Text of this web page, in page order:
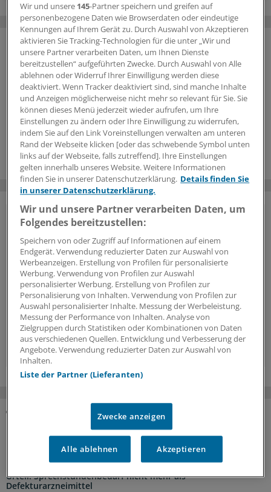
Vorteile des Logins
Über unserkostenloses Loginerhalten Ärzte und
Ärztinnen sowie andere Mitarbeiter der
Gesundheitsbranche Zugriff auf mehr
Hintergründe, Interviews und Praxis-Tipps.
Jetzt anmelden »
Kostenlos registrieren »
Erst das trockene Auge – dann die Autoimmunerkrankung?
Urteil: Sprechstundenbedarf nicht mehr als
Defekturarzneimittel
Wir und unsere 145-Partner speichern und greifen auf
personenbezogene Daten wie Browserdaten oder eindeutige
Kennungen auf Ihrem Gerät zu. Durch Auswahl von Akzeptieren
aktivieren Sie Tracking-Technologien für die unter „Wir und
unsere Partner verarbeiten Daten, um Ihnen Dienste
bereitzustellen“ aufgeführten Zwecke. Durch Auswahl von Alle
ablehnen oder Widerruf Ihrer Einwilligung werden diese
deaktiviert. Wenn Tracker deaktiviert sind, sind manche Inhalte
und Anzeigen möglicherweise nicht mehr so relevant für Sie. Sie
können dieses Menü jederzeit wieder aufrufen, um Ihre
Einstellungen zu ändern oder Ihre Einwilligung zu widerrufen,
indem Sie auf den Link Voreinstellungen verwalten am unteren
Rand der Webseite klicken [oder das schwebende Symbol unten
links auf der Webseite, falls zutreffend]. Ihre Einstellungen
gelten innerhalb unseres Website. Weitere Informationen
finden Sie in unserer Datenschutzerklärung. Details finden Sie
in unserer Datenschutzerklärung.
Wir und unsere Partner verarbeiten Daten, um
Folgendes bereitzustellen:
Speichern von oder Zugriff auf Informationen auf einem
Endgerät. Verwendung reduzierter Daten zur Auswahl von
Werbeanzeigen. Erstellung von Profilen für personalisierte
Werbung. Verwendung von Profilen zur Auswahl
personalisierter Werbung. Erstellung von Profilen zur
Personalisierung von Inhalten. Verwendung von Profilen zur
Auswahl personalisierter Inhalte. Messung der Werbeleistung.
Messung der Performance von Inhalten. Analyse von
Zielgruppen durch Statistiken oder Kombinationen von Daten
aus verschiedenen Quellen. Entwicklung und Verbesserung der
Angebote. Verwendung reduzierter Daten zur Auswahl von
Inhalten.
Liste der Partner (Lieferanten)
Zwecke anzeigen
Alle ablehnen Akzeptieren